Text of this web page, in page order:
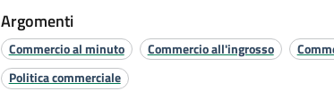
Argomenti
Commercio al minuto Commercio all'ingrosso
Politica commerciale